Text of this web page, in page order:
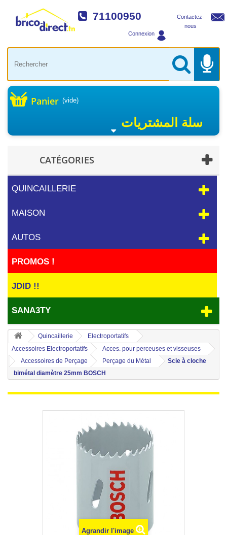
Contactez-
nous
71100950
Connexion
Panier (vide)
سلة المشتريات
CATÉGORIES
QUINCAILLERIE
MAISON
AUTOS
PROMOS !
JDID !!
SANA3TY
Quincaillerie
Electroportatifs
Accessoires Electroportatifs
Acces. pour perceuses et visseuses
Accessoires de Perçage
Perçage du Métal
Scie à cloche
bimétal diamètre 25mm BOSCH
Agrandir l'image